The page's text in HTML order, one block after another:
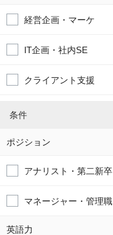
経営企画・マーケ
IT企画・社内SE
クライアント支援
条件
ポジション
アナリスト・第二新卒
マネージャー・管理職
英語力